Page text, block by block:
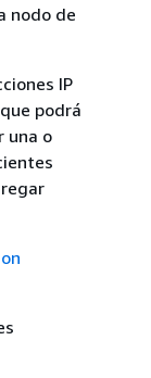
nodo de
IP
podrá
una o